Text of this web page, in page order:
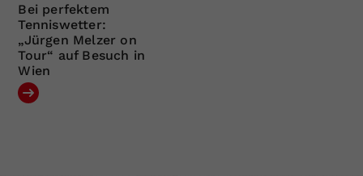
Bei perfektem
Tenniswetter:
„Jürgen Melzer on
Tour“ auf Besuch in
Wien